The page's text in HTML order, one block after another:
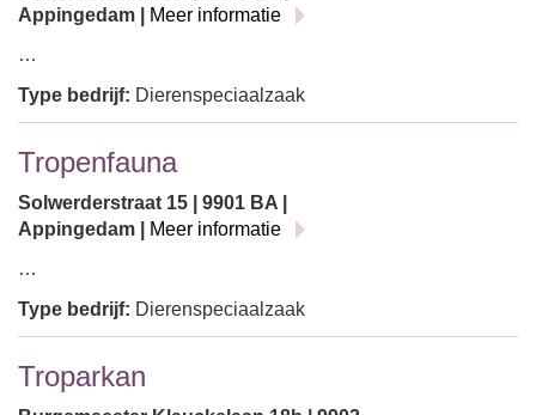
Appingedam |
Meer informatie
…
Type bedrijf: Dierenspeciaalzaak
Tropenfauna
Solwerderstraat 15 | 9901 BA |
Appingedam |
Meer informatie
…
Type bedrijf: Dierenspeciaalzaak
Troparkan